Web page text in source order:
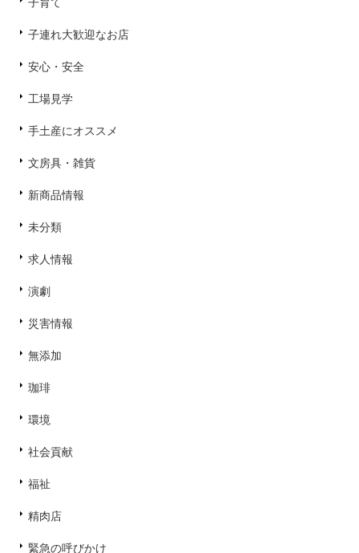
子育て
子連れ大歓迎なお店
安心・安全
工場見学
手土産にオススメ
文房具・雑貨
新商品情報
未分類
求人情報
演劇
災害情報
無添加
珈琲
環境
社会貢献
福祉
精肉店
緊急の呼びかけ